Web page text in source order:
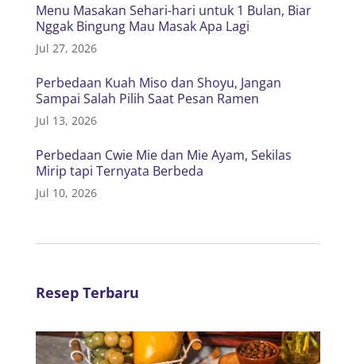
Menu Masakan Sehari-hari untuk 1 Bulan, Biar
Nggak Bingung Mau Masak Apa Lagi
Jul 27, 2026
Perbedaan Kuah Miso dan Shoyu, Jangan
Sampai Salah Pilih Saat Pesan Ramen
Jul 13, 2026
Perbedaan Cwie Mie dan Mie Ayam, Sekilas
Mirip tapi Ternyata Berbeda
Jul 10, 2026
Resep Terbaru